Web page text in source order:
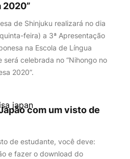
2020”
de Shinjuku realizará no dia
feira) a 3ª Apresentação
na Escola de Língua
celebrada no “Nihongo no
2020”.
com um visto de
de estudante, você deve:
e fazer o download do